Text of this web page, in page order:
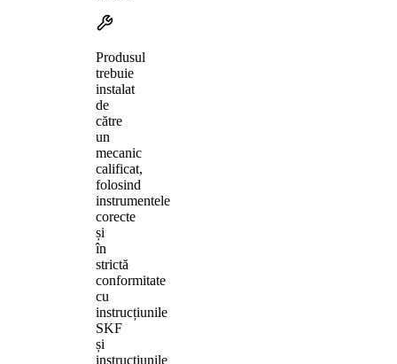
Produsul
trebuie
instalat
de
către
un
mecanic
calificat,
folosind
instrumentele
corecte
și
în
strictă
conformitate
cu
instrucțiunile
SKF
și
instrucțiunile